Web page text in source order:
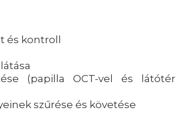
és kontroll
(papilla OCT-vel és látótér
szűrése és követése